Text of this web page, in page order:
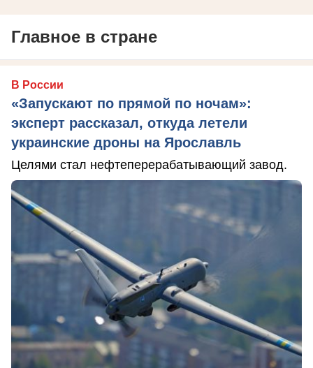
Главное в стране
В России
«Запускают по прямой по ночам»:
эксперт рассказал, откуда летели
украинские дроны на Ярославль
Целями стал нефтеперерабатывающий завод.